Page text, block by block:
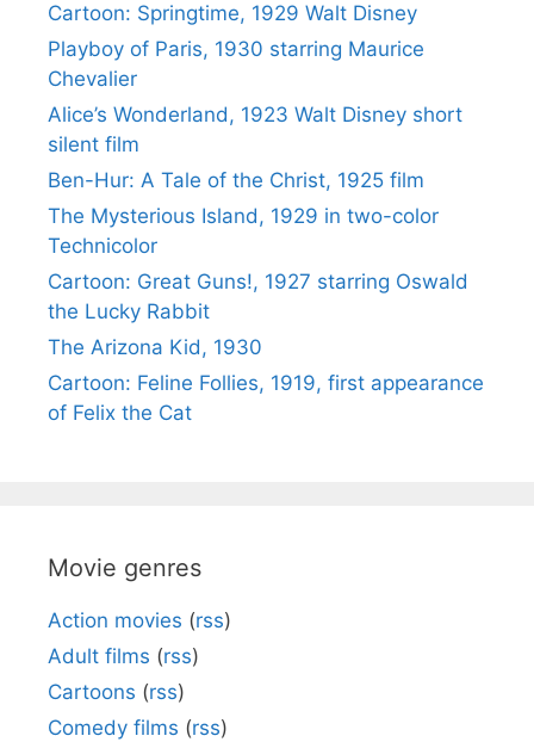
Cartoon: Springtime, 1929 Walt Disney
Playboy of Paris, 1930 starring Maurice
Chevalier
Alice’s Wonderland, 1923 Walt Disney short
silent film
Ben-Hur: A Tale of the Christ, 1925 film
The Mysterious Island, 1929 in two-color
Technicolor
Cartoon: Great Guns!, 1927 starring Oswald
the Lucky Rabbit
The Arizona Kid, 1930
Cartoon: Feline Follies, 1919, first appearance
of Felix the Cat
Movie genres
Action movies (rss)
Adult films (rss)
Cartoons (rss)
Comedy films (rss)